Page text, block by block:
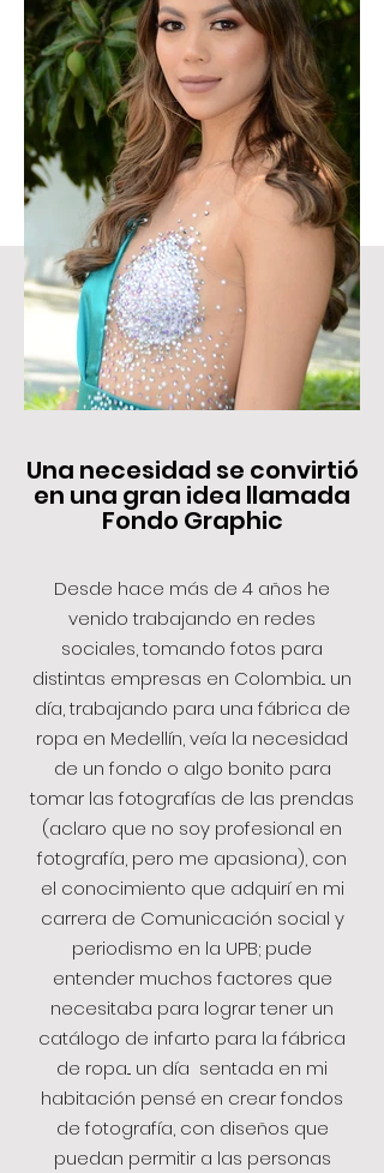
Una necesidad se convirtió
en una gran idea llamada
Fondo Graphic
Desde hace más de 4 años he
venido trabajando en redes
sociales, tomando fotos para
distintas empresas en Colombia... un
día, trabajando para una fábrica de
ropa en Medellín, veía la necesidad
de un fondo o algo bonito para
tomar las fotografías de las prendas
(aclaro que no soy profesional en
fotografía, pero me apasiona), con
el conocimiento que adquirí en mi
carrera de Comunicación social y
periodismo en la UPB; pude
entender muchos factores que
necesitaba para lograr tener un
catálogo de infarto para la fábrica
de ropa... un día sentada en mi
habitación pensé en crear fondos
de fotografía, con diseños que
puedan permitir a las personas